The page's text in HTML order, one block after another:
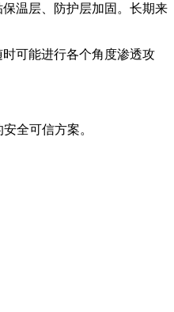
温层、防护层加固。长期来
可能进行各个角度渗透攻
全可信方案。